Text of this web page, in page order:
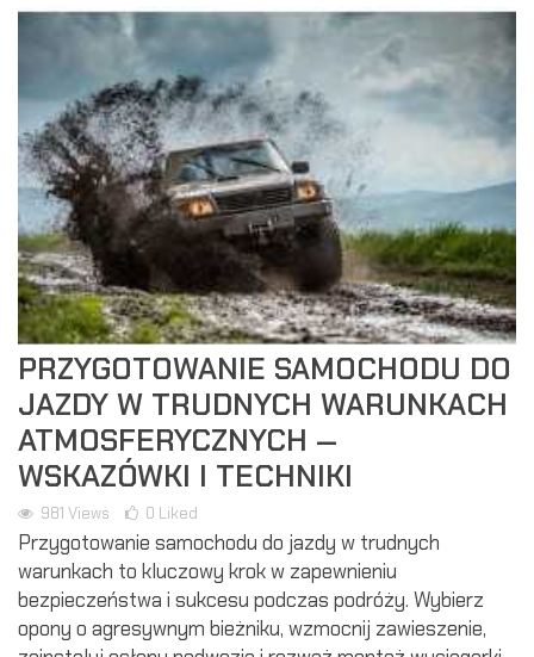
PRZYGOTOWANIE SAMOCHODU DO
JAZDY W TRUDNYCH WARUNKACH
ATMOSFERYCZNYCH —
WSKAZÓWKI I TECHNIKI
981 Views 0 Liked
Przygotowanie samochodu do jazdy w trudnych
warunkach to kluczowy krok w zapewnieniu
bezpieczeństwa i sukcesu podczas podróży. Wybierz
opony o agresywnym bieżniku, wzmocnij zawieszenie,